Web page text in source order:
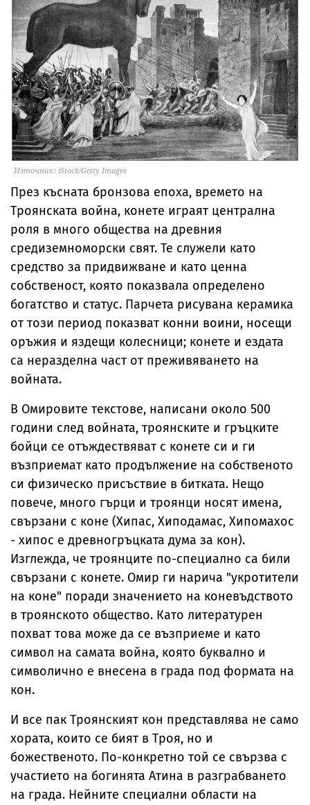
Източник: iStock/Getty Images
През късната бронзова епоха, времето на
Троянската война, конете играят централна
роля в много общества на древния
средиземноморски свят. Те служели като
средство за придвижване и като ценна
собственост, която показвала определено
богатство и статус. Парчета рисувана керамика
от този период показват конни воини, носещи
оръжия и яздещи колесници; конете и ездата
са неразделна част от преживяването на
войната.
В Омировите текстове, написани около 500
години след войната, троянските и гръцките
бойци се отъждествяват с конете си и ги
възприемат като продължение на собственото
си физическо присъствие в битката. Нещо
повече, много гърци и троянци носят имена,
свързани с коне (Хипас, Хиподамас, Хипомахос
- хипос е древногръцката дума за кон).
Изглежда, че троянците по-специално са били
свързани с конете. Омир ги нарича "укротители
на коне" поради значението на коневъдството
в троянското общество. Като литературен
похват това може да се възприеме и като
символ на самата война, която буквално и
символично е внесена в града под формата на
кон.
И все пак Троянският кон представлява не само
хората, които се бият в Троя, но и
божественото. По-конкретно той се свързва с
участието на богинята Атина в разграбването
на града. Нейните специални области на